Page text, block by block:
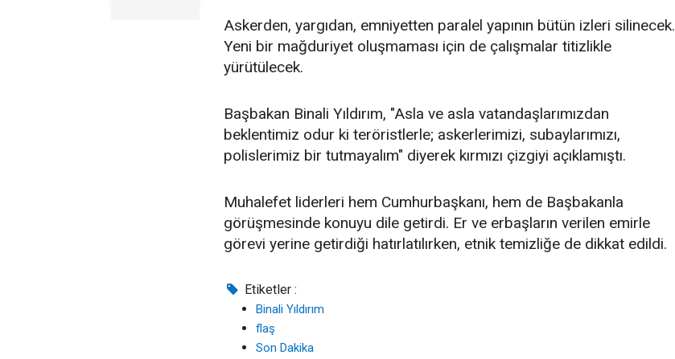
Askerden, yargıdan, emniyetten paralel yapının bütün izleri silinecek.
Yeni bir mağduriyet oluşmaması için de çalışmalar titizlikle
yürütülecek.
Başbakan Binali Yıldırım, "Asla ve asla vatandaşlarımızdan
beklentimiz odur ki teröristlerle; askerlerimizi, subaylarımızı,
polislerimiz bir tutmayalım" diyerek kırmızı çizgiyi açıklamıştı.
Muhalefet liderleri hem Cumhurbaşkanı, hem de Başbakanla
görüşmesinde konuyu dile getirdi. Er ve erbaşların verilen emirle
görevi yerine getirdiği hatırlatılırken, etnik temizliğe de dikkat edildi.
Etiketler :
Binali Yıldırım
flaş
Son Dakika